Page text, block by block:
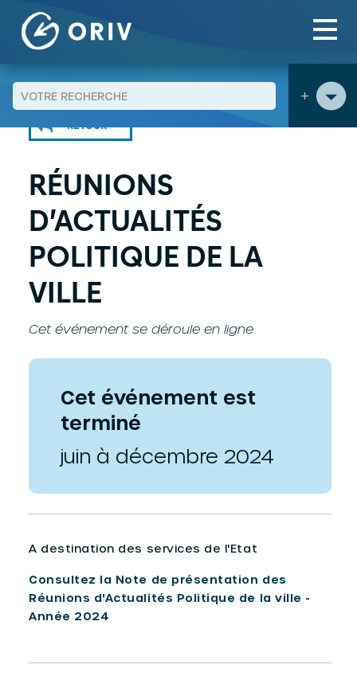
Aller au contenu
+
Agenda > Réunions d’actualités Politique de la ville
RETOUR
RÉUNIONS
D’ACTUALITÉS
POLITIQUE DE LA
VILLE
Cet événement se déroule en ligne
Cet événement est
terminé
juin à décembre 2024
A destination des services de l'Etat
Consultez la Note de présentation des
Réunions d'Actualités Politique de la ville -
Année 2024
Panneau de gestion des cookies